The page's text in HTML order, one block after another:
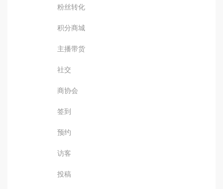
粉丝转化
积分商城
主播带货
社交
商协会
签到
预约
访客
投稿